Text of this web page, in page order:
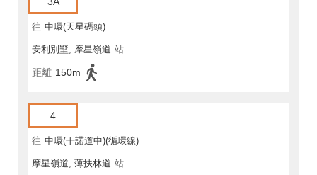
往 中環(天星碼頭)
安利別墅, 摩星嶺道 站
距離 150m
4
往 中環(干諾道中)(循環線)
摩星嶺道, 薄扶林道 站